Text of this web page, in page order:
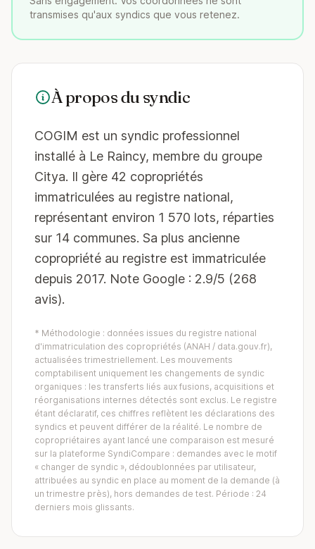
transmises qu'aux syndics que vous retenez.
À propos du syndic
COGIM est un syndic professionnel
installé à Le Raincy, membre du groupe
Citya. Il gère 42 copropriétés
immatriculées au registre national,
représentant environ 1 570 lots, réparties
sur 14 communes. Sa plus ancienne
copropriété au registre est immatriculée
depuis 2017. Note Google : 2.9/5 (268
avis).
* Méthodologie : données issues du registre national
d'immatriculation des copropriétés (ANAH / data.gouv.fr),
actualisées trimestriellement. Les mouvements
comptabilisent uniquement les changements de syndic
organiques : les transferts liés aux fusions, acquisitions et
réorganisations internes détectés sont exclus. Le registre
étant déclaratif, ces chiffres reflètent les déclarations des
syndics et peuvent différer de la réalité. Le nombre de
copropriétaires ayant lancé une comparaison est mesuré
sur la plateforme SyndiCompare : demandes avec le motif
« changer de syndic », dédoublonnées par utilisateur,
attribuées au syndic en place au moment de la demande (à
un trimestre près), hors demandes de test. Période : 24
derniers mois glissants.